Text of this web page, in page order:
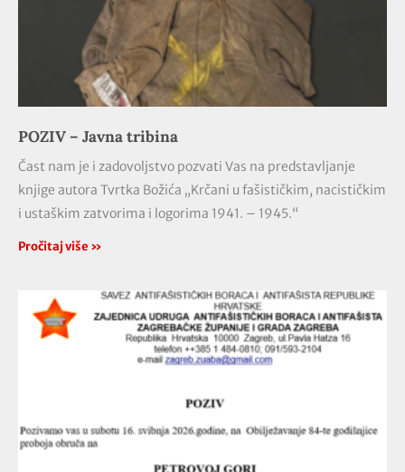
POZIV – Javna tribina
Čast nam je i zadovoljstvo pozvati Vas na predstavljanje
knjige autora Tvrtka Božića „Krčani u fašističkim, nacističkim
i ustaškim zatvorima i logorima 1941. – 1945.“
Pročitaj više »